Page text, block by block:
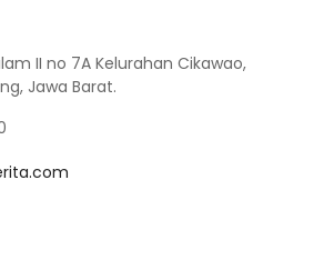
II no 7A Kelurahan Cikawao,
Jawa Barat.